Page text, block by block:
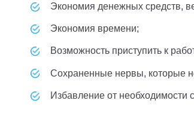
экономия денежных средств,
экономия времени;
возможность приступить к
сохраненные нервы, которые
избавление от необходимости